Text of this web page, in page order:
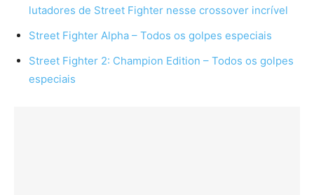
lutadores de Street Fighter nesse crossover incrível
Street Fighter Alpha – Todos os golpes especiais
Street Fighter 2: Champion Edition – Todos os golpes
especiais